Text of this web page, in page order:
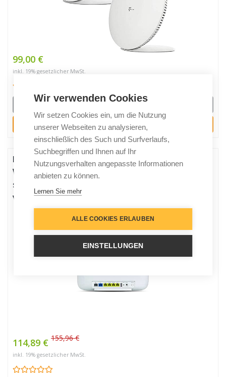
99,00 €
inkl. 19% gesetzlicher MwSt.
Details
Kaufen
Deutsche Telekom Speedport Smart 3 (R) | Basis für
WLAN-Mesh, Magenta SmartHome integriert,
schnelles WLAN mit bis zu 2500 Mbit/s und
verbesserter Reichweite, 40823377
114,89 € 155,96 €
inkl. 19% gesetzlicher MwSt.
Wir verwenden Cookies
Wir setzen Cookies ein, um die Nutzung
unserer Webseiten zu analysieren,
einschließlich des Such und Surfverlaufs,
Suchbegriffen und Ihnen auf Ihr
Nutzungsverhalten angepasste Informationen
anbieten zu können.
Lernen Sie mehr
ALLE COOKIES ERLAUBEN
EINSTELLUNGEN